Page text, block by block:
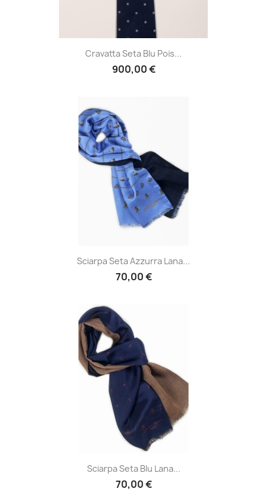
Cravatta Seta Blu Pois...
900,00 €
Sciarpa Seta Azzurra Lana...
70,00 €
Sciarpa Seta Blu Lana...
70,00 €